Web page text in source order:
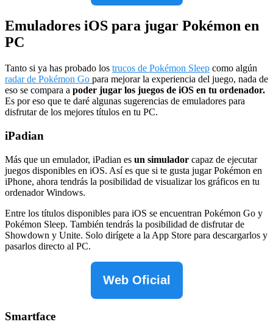
Emuladores iOS para jugar Pokémon en
PC
Tanto si ya has probado los trucos de Pokémon Sleep como algún
radar de Pokémon Go para mejorar la experiencia del juego, nada de
eso se compara a poder jugar los juegos de iOS en tu ordenador.
Es por eso que te daré algunas sugerencias de emuladores para
disfrutar de los mejores títulos en tu PC.
iPadian
Más que un emulador, iPadian es un simulador capaz de ejecutar
juegos disponibles en iOS. Así es que si te gusta jugar Pokémon en
iPhone, ahora tendrás la posibilidad de visualizar los gráficos en tu
ordenador Windows.
Entre los títulos disponibles para iOS se encuentran Pokémon Go y
Pokémon Sleep. También tendrás la posibilidad de disfrutar de
Showdown y Unite. Solo dirígete a la App Store para descargarlos y
pasarlos directo al PC.
Web Oficial
Smartface